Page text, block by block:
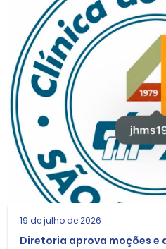
19 de julho de 2026
Diretoria aprova moções e